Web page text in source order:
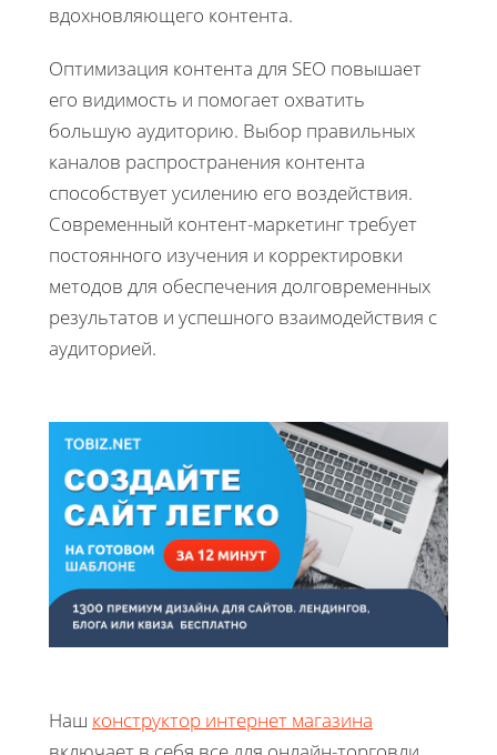
вдохновляющего контента.
Оптимизация контента для SEO повышает
его видимость и помогает охватить
большую аудиторию. Выбор правильных
каналов распространения контента
способствует усилению его воздействия.
Современный контент-маркетинг требует
постоянного изучения и корректировки
методов для обеспечения долговременных
результатов и успешного взаимодействия с
аудиторией.
Наш конструктор интернет магазина